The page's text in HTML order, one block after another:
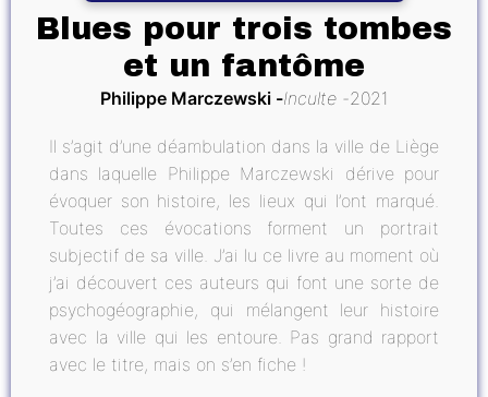
Blues pour trois tombes
et un fantôme
Philippe Marczewski Inculte 2021
Il s’agit d’une déambulation dans la ville de Liège
dans laquelle Philippe Marczewski dérive pour
évoquer son histoire, les lieux qui l’ont marqué.
Toutes ces évocations forment un portrait
subjectif de sa ville. J’ai lu ce livre au moment où
j’ai découvert ces auteurs qui font une sorte de
psychogéographie, qui mélangent leur histoire
avec la ville qui les entoure. Pas grand rapport
avec le titre, mais on s’en fiche !